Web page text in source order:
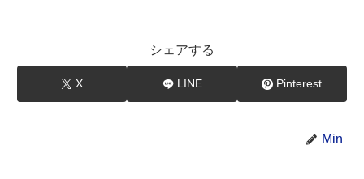
シェアする
X LINE Pinterest
Min